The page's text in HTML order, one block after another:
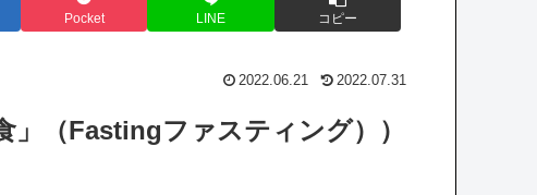
Pocket LINE コピー
2022.06.21 2022.07.31
」（Fastingファスティング））